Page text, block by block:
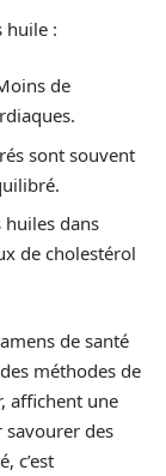
huile :
de
sont souvent
huiles dans
de cholestérol
de santé
méthodes de
affichent une
des
c’est